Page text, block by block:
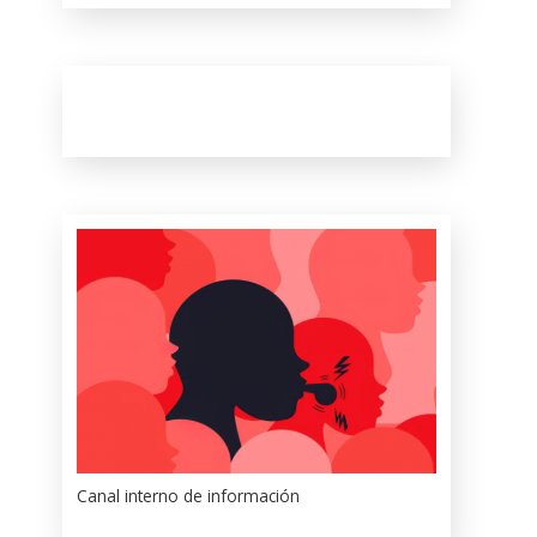
Canal interno de información